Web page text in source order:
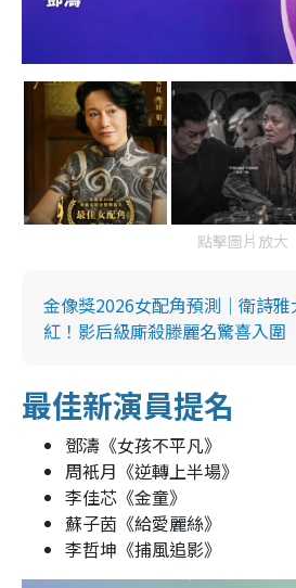
點擊圖片放大
金像獎2026女配角預測｜衛詩
紅！影后級廝殺滕麗名驚喜入圍
最佳新演員提名
鄧濤《女孩不平凡》
周衹月《逆轉上半場》
李佳芯《金童》
蘇子茵《給愛麗絲》
李哲坤《捕風追影》